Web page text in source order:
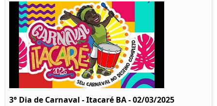
3° Dia de Carnaval - Itacaré BA - 02/03/2025